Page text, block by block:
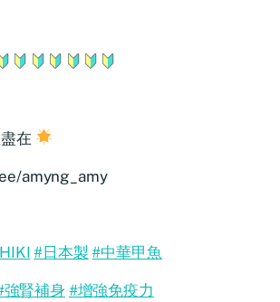
在
amyng_amy
#日本製 #中華甲魚
強腎補身 #增強免疫力